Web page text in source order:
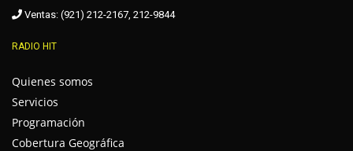
Ventas: (921) 212-2167, 212-9844
RADIO HIT
Quienes somos
Servicios
Programación
Cobertura Geográfica